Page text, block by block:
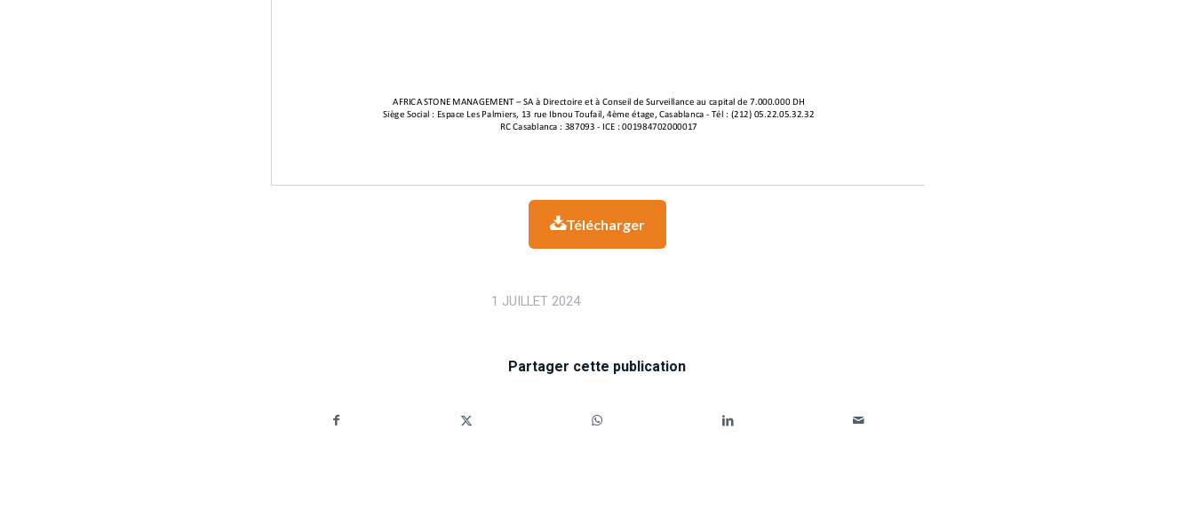
Télécharger
1 JUILLET 2024
Partager cette publication